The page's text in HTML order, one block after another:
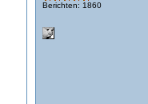
Berichten: 1860